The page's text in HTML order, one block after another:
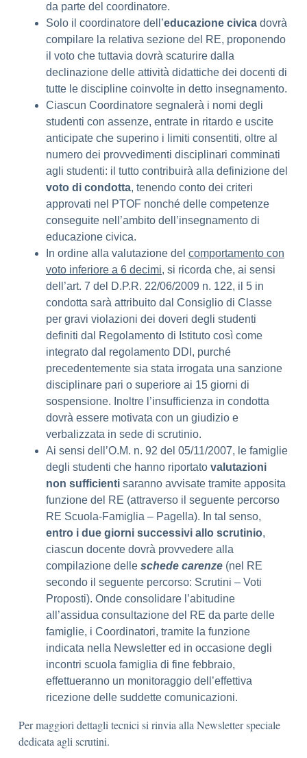
da parte del coordinatore.
Solo il coordinatore dell’educazione civica dovrà
compilare la relativa sezione del RE, proponendo
il voto che tuttavia dovrà scaturire dalla
declinazione delle attività didattiche dei docenti di
tutte le discipline coinvolte in detto insegnamento.
Ciascun Coordinatore segnalerà i nomi degli
studenti con assenze, entrate in ritardo e uscite
anticipate che superino i limiti consentiti, oltre al
numero dei provvedimenti disciplinari comminati
agli studenti: il tutto contribuirà alla definizione del
voto di condotta, tenendo conto dei criteri
approvati nel PTOF nonché delle competenze
conseguite nell’ambito dell’insegnamento di
educazione civica.
In ordine alla valutazione del comportamento con
voto inferiore a 6 decimi, si ricorda che, ai sensi
dell’art. 7 del D.P.R. 22/06/2009 n. 122, il 5 in
condotta sarà attribuito dal Consiglio di Classe
per gravi violazioni dei doveri degli studenti
definiti dal Regolamento di Istituto così come
integrato dal regolamento DDI, purché
precedentemente sia stata irrogata una sanzione
disciplinare pari o superiore ai 15 giorni di
sospensione. Inoltre l’insufficienza in condotta
dovrà essere motivata con un giudizio e
verbalizzata in sede di scrutinio.
Ai sensi dell’O.M. n. 92 del 05/11/2007, le famiglie
degli studenti che hanno riportato valutazioni
non sufficienti saranno avvisate tramite apposita
funzione del RE (attraverso il seguente percorso
RE Scuola-Famiglia – Pagella). In tal senso,
entro i due giorni successivi allo scrutinio,
ciascun docente dovrà provvedere alla
compilazione delle schede carenze (nel RE
secondo il seguente percorso: Scrutini – Voti
Proposti). Onde consolidare l’abitudine
all’assidua consultazione del RE da parte delle
famiglie, i Coordinatori, tramite la funzione
indicata nella Newsletter ed in occasione degli
incontri scuola famiglia di fine febbraio,
effettueranno un monitoraggio dell’effettiva
ricezione delle suddette comunicazioni.
Per maggiori dettagli tecnici si rinvia alla Newsletter speciale
dedicata agli scrutini.